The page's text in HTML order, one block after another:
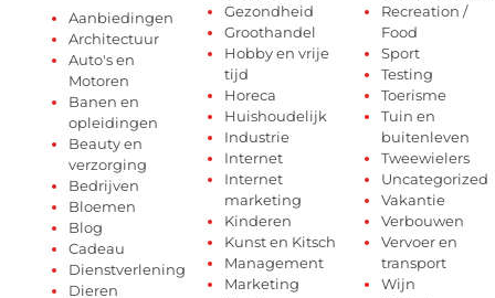
Aanbiedingen
Architectuur
Auto's en
Motoren
Banen en
opleidingen
Beauty en
verzorging
Bedrijven
Bloemen
Blog
Cadeau
Dienstverlening
Dieren
Gezondheid
Groothandel
Hobby en vrije
tijd
Horeca
Huishoudelijk
Industrie
Internet
Internet
marketing
Kinderen
Kunst en Kitsch
Management
Marketing
Recreation /
Food
Sport
Testing
Toerisme
Tuin en
buitenleven
Tweewielers
Uncategorized
Vakantie
Verbouwen
Vervoer en
transport
Wijn